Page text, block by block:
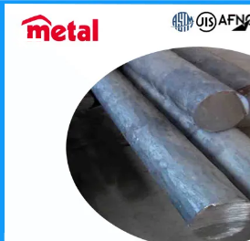
PRODUCTEN
ONGEVEER
2026
TOBO
STEEL
GROUP